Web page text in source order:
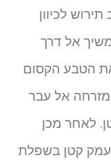
לכיוון
אל דרך
את הטבע הקסום
מזרחה אל עבר
לאחר מכן
קטן בשפלת